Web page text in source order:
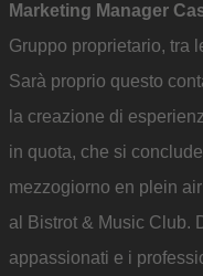
Marketing Manager
Gruppo proprietario, tra
Sarà proprio questo
la creazione di
in quota, che si
mezzogiorno en plein
al Bistrot & Music Club.
appassionati e i